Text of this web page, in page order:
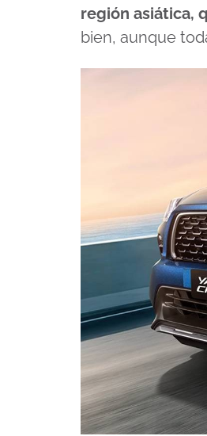
región asiática,
bien, aunque